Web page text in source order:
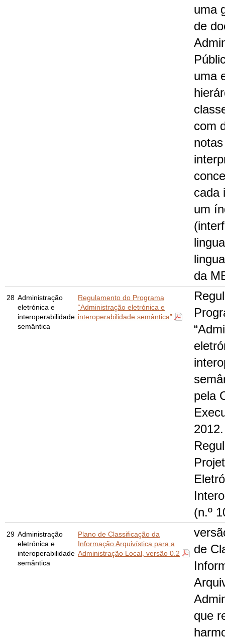
uma
de
uma
com
cada
um
da
28 Administração
eletrónica e
interoperabilidade
semântica
Regulamento do Programa
“Administração eletrónica e
interoperabilidade semântica”
pela
(n.º
29 Administração
eletrónica e
interoperabilidade
semântica
Plano de Classificação da
Informação Arquivística para a
Administração Local, versão 0.2
de
que